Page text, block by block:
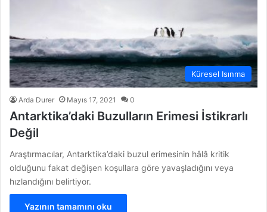
Küresel Isınma
Arda Durer Mayıs 17, 2021 0
Antarktika’daki Buzulların Erimesi İstikrarlı
Değil
Araştırmacılar, Antarktika’daki buzul erimesinin hâlâ kritik
olduğunu fakat değişen koşullara göre yavaşladığını veya
hızlandığını belirtiyor.
Yazının tamamını oku